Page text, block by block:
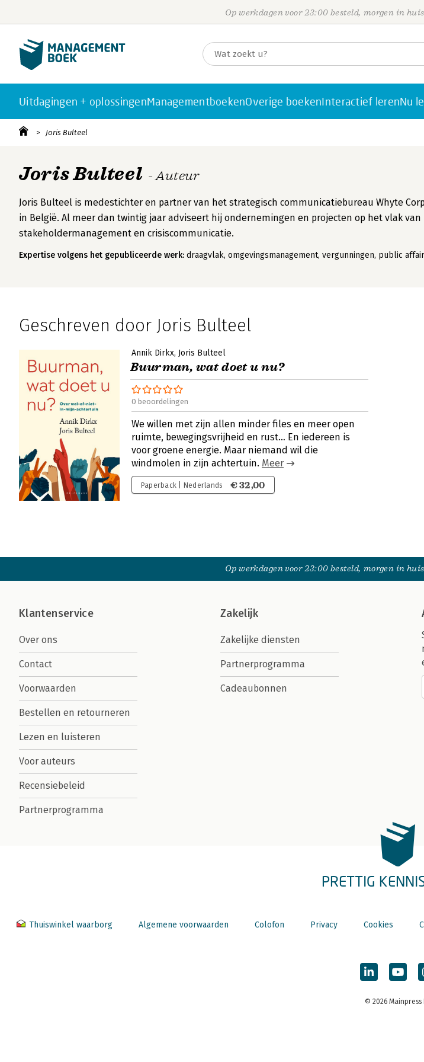
Op werkdagen voor 23:00 besteld, morgen in huis
Uitdagingen + oplossingenManagementboekenOverige boekenInteractief lerenNu
Joris Bulteel
Joris Bulteel - Auteur
Joris Bulteel is medestichter en partner van het strategisch communicatiebureau Whyte
in België. Al meer dan twintig jaar adviseert hij ondernemingen en projecten op het vlak van
stakeholdermanagement en crisiscommunicatie.
Expertise volgens het gepubliceerde werk: draagvlak, omgevingsmanagement, vergunningen, public
Geschreven door Joris Bulteel
Annik Dirkx Joris Bulteel
Buurman, wat doet u nu?
0 beoordelingen
We willen met zijn allen minder files en meer open
ruimte, bewegingsvrijheid en rust… En iedereen is
voor groene energie. Maar niemand wil die
windmolen in zijn achtertuin. Meer
Paperback | Nederlands € 32,00
Op werkdagen voor 23:00 besteld, morgen in huis
Klantenservice
Over ons
Contact
Voorwaarden
Bestellen en retourneren
Lezen en luisteren
Voor auteurs
Recensiebeleid
Partnerprogramma
Zakelijk
Zakelijke diensten
Partnerprogramma
Cadeaubonnen
PRETTIG
Thuiswinkel waarborg Algemene voorwaarden Colofon Privacy Cookies
© 2026 Mainpress